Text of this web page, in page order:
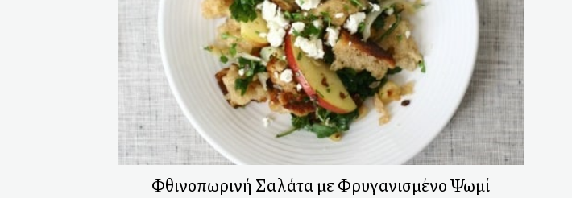
Φθινοπωρινή Σαλάτα με Φρυγανισμένο Ψωμί